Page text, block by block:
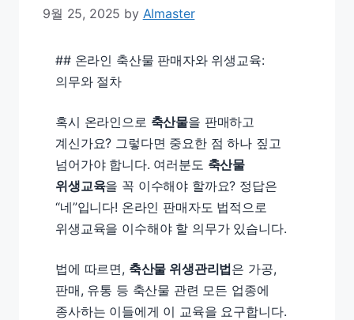
9월 25, 2025 by AImaster
## 온라인 축산물 판매자와 위생교육:
의무와 절차
혹시 온라인으로 축산물을 판매하고
계신가요? 그렇다면 중요한 점 하나 짚고
넘어가야 합니다. 여러분도 축산물
위생교육을 꼭 이수해야 할까요? 정답은
“네”입니다! 온라인 판매자도 법적으로
위생교육을 이수해야 할 의무가 있습니다.
법에 따르면, 축산물 위생관리법은 가공,
판매, 유통 등 축산물 관련 모든 업종에
종사하는 이들에게 이 교육을 요구합니다.